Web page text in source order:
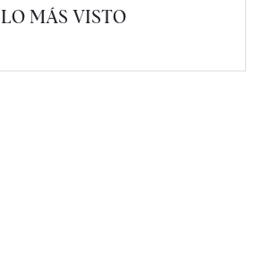
LO MÁS VISTO